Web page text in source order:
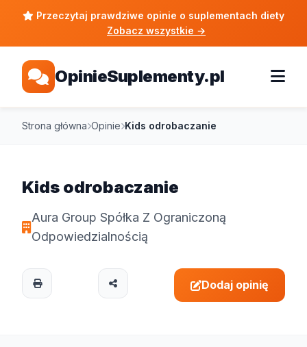
Przeczytaj prawdziwe opinie o suplementach diety
Zobacz wszystkie →
OpinieSuplementy.pl
Strona główna Opinie Kids odrobaczanie
Kids odrobaczanie
Aura Group Spółka Z Ograniczoną
Odpowiedzialnością
Dodaj opinię